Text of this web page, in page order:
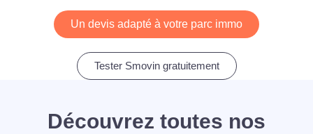
Un devis adapté à votre parc immo
Tester Smovin gratuitement
Découvrez toutes nos